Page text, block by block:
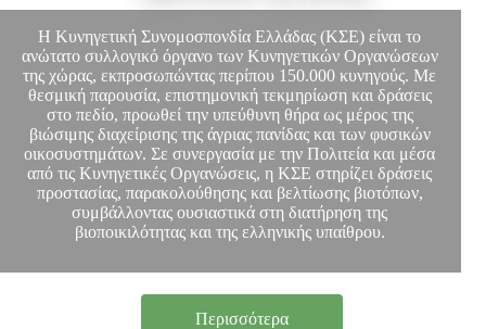
Η Κυνηγετική Συνομοσπονδία Ελλάδας (ΚΣΕ) είναι το
ανώτατο συλλογικό όργανο των Κυνηγετικών Οργανώσεων
της χώρας, εκπροσωπώντας περίπου 150.000 κυνηγούς. Με
θεσμική παρουσία, επιστημονική τεκμηρίωση και δράσεις
στο πεδίο, προωθεί την υπεύθυνη θήρα ως μέρος της
βιώσιμης διαχείρισης της άγριας πανίδας και των φυσικών
οικοσυστημάτων. Σε συνεργασία με την Πολιτεία και μέσα
από τις Κυνηγετικές Οργανώσεις, η ΚΣΕ στηρίζει δράσεις
προστασίας, παρακολούθησης και βελτίωσης βιοτόπων,
συμβάλλοντας ουσιαστικά στη διατήρηση της
βιοποικιλότητας και της ελληνικής υπαίθρου.
Περισσότερα